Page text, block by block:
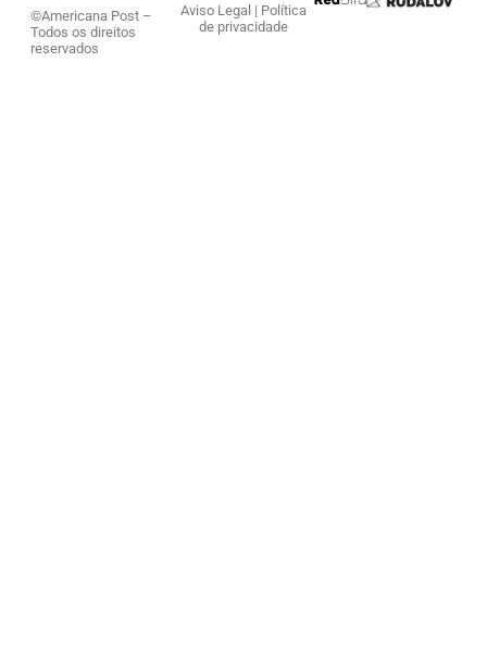
©Americana Post –
Todos os direitos
reservados
Aviso Legal | Política
de privacidade